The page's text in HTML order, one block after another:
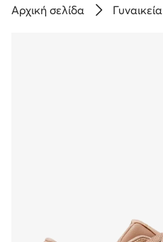
Αρχική σελίδα Γυναικεία